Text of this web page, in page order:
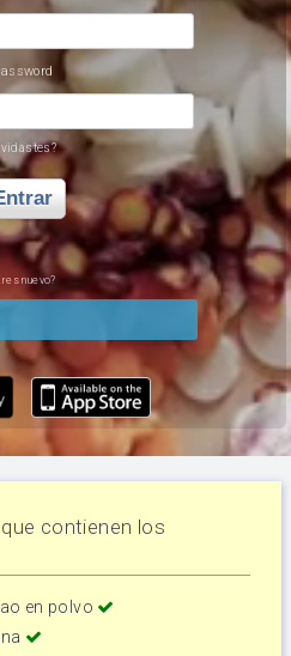
nuevo?
contienen los
en polvo